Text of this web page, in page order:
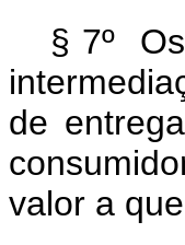
§ 7º
de
valor a